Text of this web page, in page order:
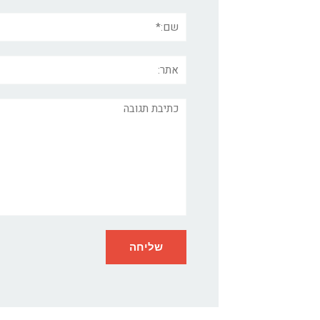
תגובה